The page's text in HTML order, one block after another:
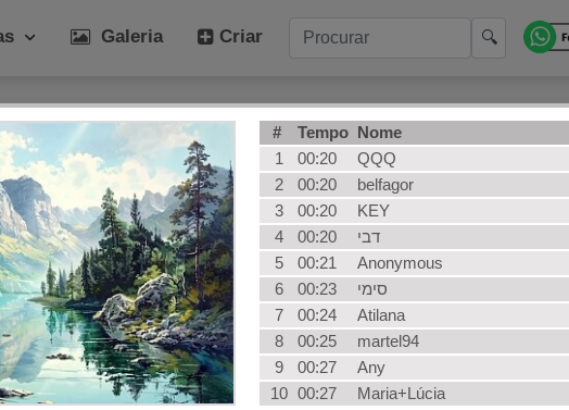
populares
Inverno
Cão
Plantar
Arquitetura
AI Art
Gato
de praia
Fotos do
Todas as
Galeria Criar 🔍
# Tempo Nome
1
00:20 QQQ
2
00:20 belfagor
3
00:20 KEY
4
00:20 דבי
5
00:21 Anonymous
6
00:23 סימי
7
00:24 Atilana
8
00:25 martel94
9
00:27 Any
10 00:27 Maria+Lúcia